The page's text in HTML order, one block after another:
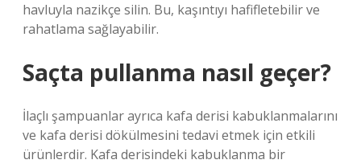
havluyla nazikçe silin. Bu, kaşıntıyı hafifletebilir ve
rahatlama sağlayabilir.
Saçta pullanma nasıl geçer?
İlaçlı şampuanlar ayrıca kafa derisi kabuklanmalarını
ve kafa derisi dökülmesini tedavi etmek için etkili
ürünlerdir. Kafa derisindeki kabuklanma bir